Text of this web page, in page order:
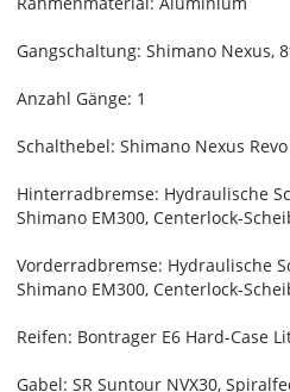
Gangschaltung: Shimano Nexus,
Anzahl Gänge: 1
Schalthebel: Shimano Nexus
Hinterradbremse: Hydraulische
Shimano EM300, Centerlock-
Vorderradbremse: Hydraulische
Shimano EM300, Centerlock-
Reifen: Bontrager E6 Hard-Case
Gabel: SR Suntour NVX30,